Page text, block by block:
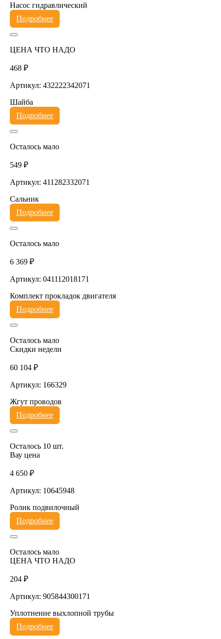
Насос гидравлический
Подробнее
ЦЕНА ЧТО НАДО
468 ₽
Артикул: 432222342071
Шайба
Подробнее
Осталось мало
549 ₽
Артикул: 411282332071
Сальник
Подробнее
Осталось мало
6 369 ₽
Артикул: 041112018171
Комплект прокладок двигателя
Подробнее
Осталось мало
Скидки недели
60 104 ₽
Артикул: 166329
Жгут проводов
Подробнее
Осталось 10 шт.
Вау цена
4 650 ₽
Артикул: 10645948
Ролик подвилочный
Подробнее
Осталось мало
ЦЕНА ЧТО НАДО
204 ₽
Артикул: 905844300171
Уплотнение выхлопной трубы
Подробнее